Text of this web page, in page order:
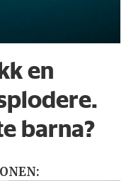
en
barna?